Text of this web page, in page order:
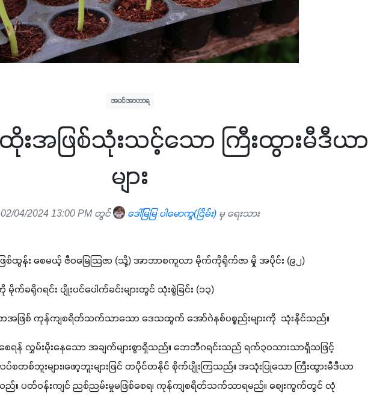
အပင်အာဟာရ
ထိုးအဖြစ်သုံးသင့်သော ကြီးထွားမီဒီယာ
များ
02/04/2024 13:00 PM တွင် ဒေါ်မြမြ ပါမောက္ခ(ငြိမ်း)မှ ရေးသား
နှံဖြစ်ထွန်း စေမယ့် ဇီဝမြေသြဇာ (သို့) အာဘာစကူလာ မိုက်ကိုရိုက်ဇာ မှို အပိုင်း (၉၂)
မိုက်ခရိုဂရင်း ပျိုးပင်ပေါက်ခင်းများတွင် သုံးစွဲခြင်း (၁၃)
ယာအဖြစ် ကုန်ကျစရိတ်သက်သာသော ဒေသထွက် အော်ဂဲနစ်ပစ္စည်းများကို  သုံးနိုင်သည်။
ရန် လွှမ်းမိုးနေသော အချက်များစွာရှိသည်။ ဘေဘီဂရင်းသည် ရက်၃ဝသားသာရှိသဖြင့်
တစ်ဘူးများ၊ဖော့ဘူးများဖြင် တပိုင်တနိုင် စိုက်ပျိုးကြသည်။ အသုံးပြုသော ကြီးထွားမီဒီယာ
သည်။ ပတ်ဝန်းကျင် ညစ်ညမ်းမှုမဖြစ်စေရ၊ ကုန်ကျစရိတ်သက်သာရမည်။ စျေးကွက်တွင် လုံ